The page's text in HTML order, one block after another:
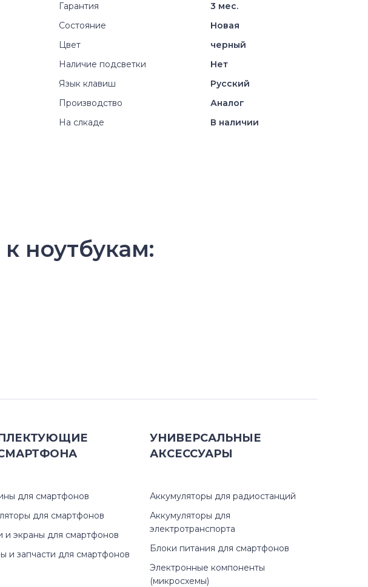
Гарантия
3 мес.
Состояние
Новая
Цвет
черный
Наличие подсветки
Нет
Язык клавиш
Русский
Производство
Аналог
На слкаде
В наличии
ноутбукам:
для смартфонов
для смартфонов
и экраны для смартфонов
и запчасти для смартфонов
УНИВЕРСАЛЬНЫЕ
АКСЕССУАРЫ
Аккумуляторы для радиостанций
Аккумуляторы для
электротранспорта
Блоки питания для смартфонов
Электронные компоненты
(микросхемы)